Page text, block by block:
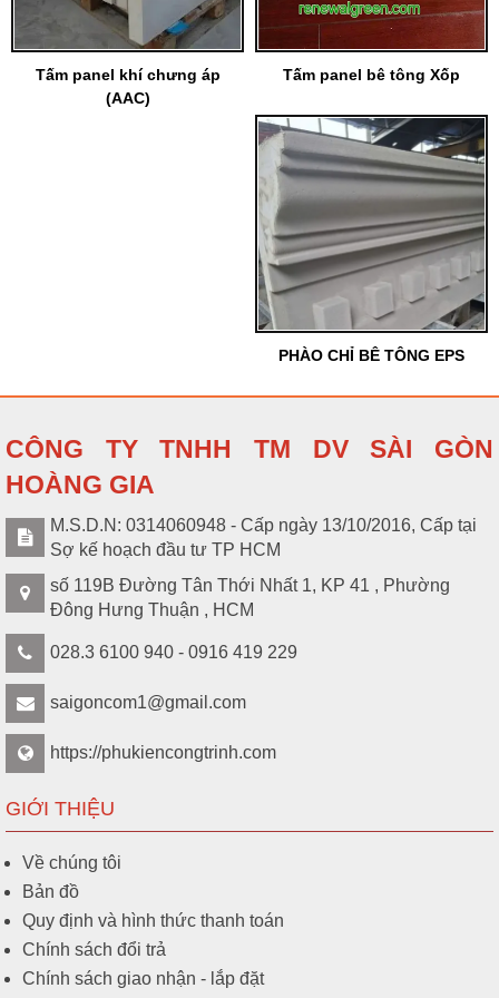
Tấm panel khí chưng áp
(AAC)
Tấm panel bê tông Xốp
PHÀO CHỈ BÊ TÔNG EPS
CÔNG TY TNHH TM DV SÀI GÒN
HOÀNG GIA
M.S.D.N: 0314060948 - Cấp ngày 13/10/2016, Cấp tại
Sợ kế hoạch đầu tư TP HCM
số 119B Đường Tân Thới Nhất 1, KP 41 , Phường
Đông Hưng Thuận , HCM
028.3 6100 940 - 0916 419 229
saigoncom1@gmail.com
https://phukiencongtrinh.com
GIỚI THIỆU
Về chúng tôi
Bản đồ
Quy định và hình thức thanh toán
Chính sách đổi trả
Chính sách giao nhận - lắp đặt